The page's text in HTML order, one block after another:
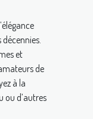
et
de
à la
ou d’autres